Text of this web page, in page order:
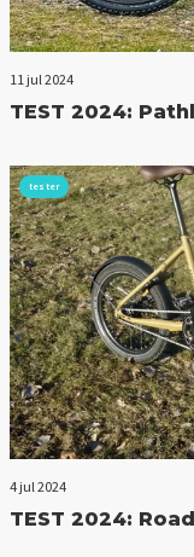
11 jul 2024
TEST 2024:
tester
4 jul 2024
TEST 2024: